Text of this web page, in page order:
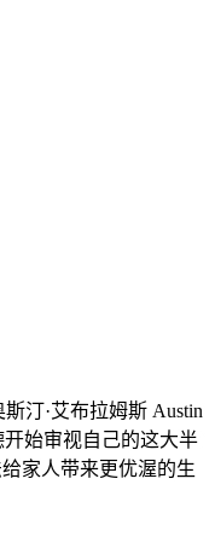
汀·艾布拉姆斯 Austin
始审视自己的这大半
家人带来更优渥的生